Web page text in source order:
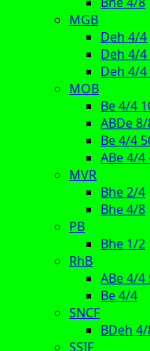
MGB
Deh 4/4
Deh 4/4
Deh 4/4
MOB
Be 4/4
ABDe
Be 4/4
ABe 4/4
MVR
Bhe 2/4
Bhe 4/8
PB
Bhe 1/2
RhB
ABe 4/4
Be 4/4
SNCF
BDeh
SSIF